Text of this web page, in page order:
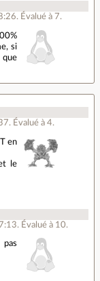
. Évalué à 7.
si
que
. Évalué à 4.
en
le
. Évalué à 10.